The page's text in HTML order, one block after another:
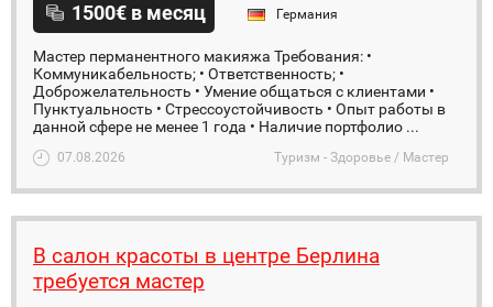
1500€ в месяц Германия
Мастер перманентного макияжа Требования: •
Коммуникабельность; • Ответственность; •
Доброжелательность • Умение общаться с клиентами •
Пунктуальность • Стрессоустойчивость • Опыт работы в
данной сфере не менее 1 года • Наличие портфолио ...
07.08.2026 Туризм - Здоровье / Мастер
В салон красоты в центре Берлина
требуется мастер